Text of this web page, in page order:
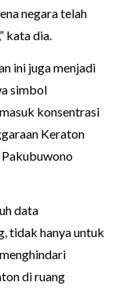
negara telah
kata dia.
ini juga menjadi
simbol
konsentrasi
Keraton
Pakubuwono
data
tidak hanya untuk
di ruang